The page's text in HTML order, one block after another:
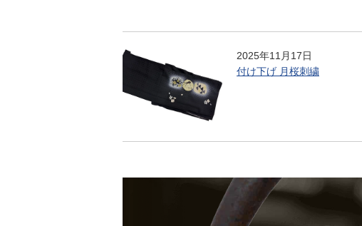
2025年11月17日
付け下げ 月桜刺繍